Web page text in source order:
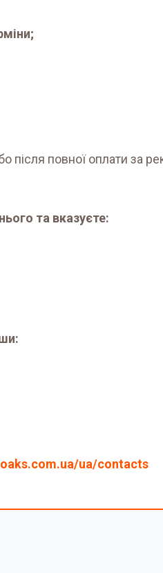
повної оплати за
та вказуєте:
ua/contacts